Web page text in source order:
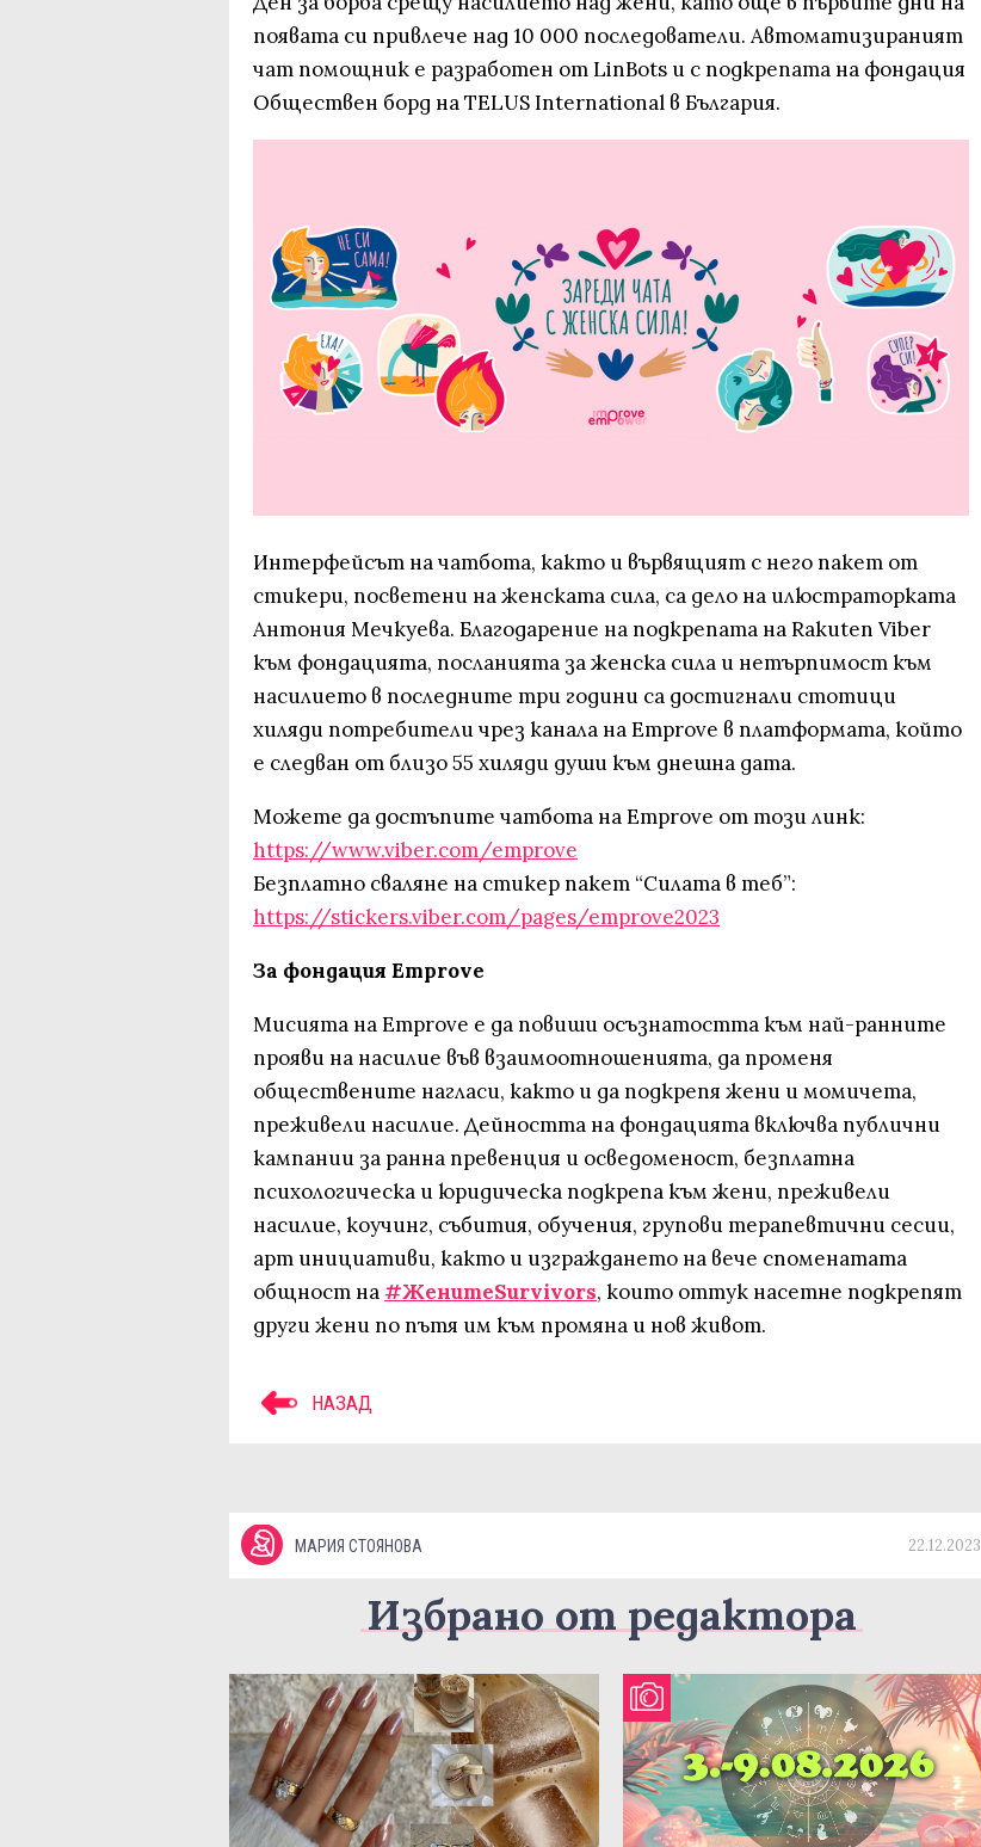
появата си привлече над 10 000 последователи. Автоматизираният
чат помощник е разработен от LinBots и с подкрепата на фондация
Обществен борд на TЕLUS International в България.
Интерфейсът на чатбота, както и вървящият с него пакет от
стикери, посветени на женската сила, са дело на илюстраторката
Антония Мечкуева. Благодарение на подкрепата на Rakuten Viber
към фондацията, посланията за женска сила и нетърпимост към
насилието в последните три години са достигнали стотици
хиляди потребители чрез канала на Emprove в платформата, който
е следван от близо 55 хиляди души към днешна дата.
Можете да достъпите чатбота на Emprove от този линк:
https://www.viber.com/emprove
Безплатно сваляне на стикер пакет “Силата в теб”:
https://stickers.viber.com/pages/emprove2023
За фондация Emprove
Мисията на Emprove е да повиши осъзнатостта към най-ранните
прояви на насилие във взаимоотношенията, да променя
обществените нагласи, както и да подкрепя жени и момичета,
преживели насилие. Дейността на фондацията включва публични
кампании за ранна превенция и осведоменост, безплатна
психологическа и юридическа подкрепа към жени, преживели
насилие, коучинг, събития, обучения, групови терапевтични сесии,
арт инициативи, както и изграждането на вече споменатата
общност на#ЖенитeSurvivors, които оттук насетне подкрепят
други жени по пътя им към промяна и нов живот.
НАЗАД
МАРИЯ СТОЯНОВА 22.12.2023
Избрано от редактора